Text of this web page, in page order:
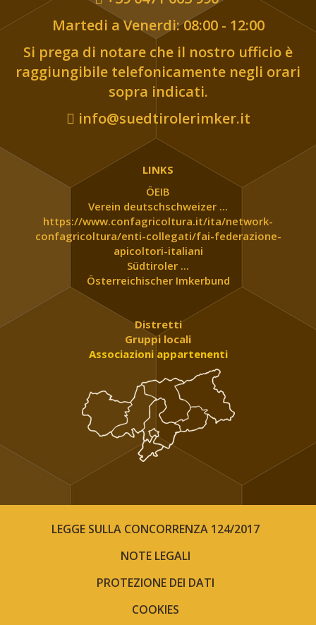
Martedi a Venerdi: 08:00 - 12:00
Si prega di notare che il nostro ufficio è
raggiungibile telefonicamente negli orari
sopra indicati.
info@suedtirolerimker.it
LINKS
ÖEIB
Verein deutschschweizer ...
https://www.confagricoltura.it/ita/network-
confagricoltura/enti-collegati/fai-federazione-
apicoltori-italiani
Südtiroler ...
Österreichischer Imkerbund
Distretti
Gruppi locali
Associazioni appartenenti
LEGGE SULLA CONCORRENZA 124/2017
NOTE LEGALI
PROTEZIONE DEI DATI
COOKIES